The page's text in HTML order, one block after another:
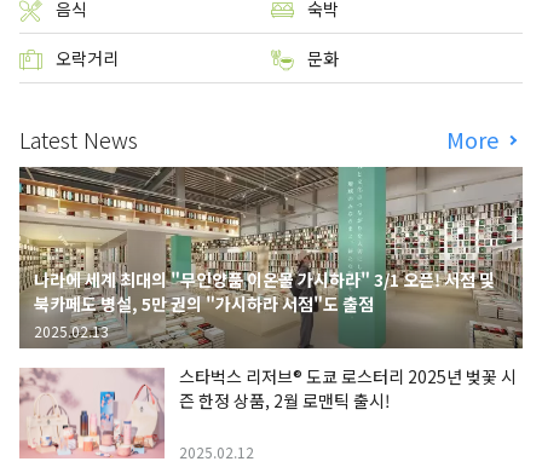
음식 숙박
오락거리 문화
Latest News More
나라에 세계 최대의 "무인양품 이온몰 가시하라" 3/1 오픈! 서점 및
북카페도 병설, 5만 권의 "가시하라 서점"도 출점
2025.02.13
스타벅스 리저브® 도쿄 로스터리 2025년 벚꽃 시
즌 한정 상품, 2월 로맨틱 출시!
2025.02.12